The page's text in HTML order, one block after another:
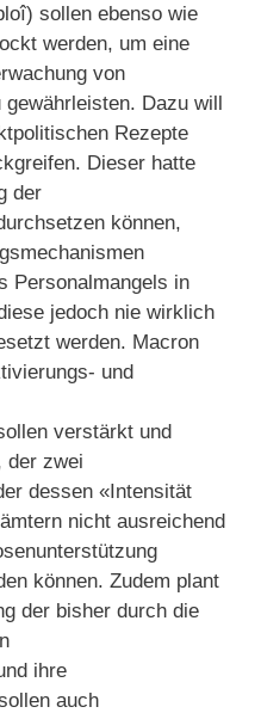
sollen ebenso wie
werden, um eine
von
Dazu will
Rezepte
Dieser hatte
der
können,
Personalmangels in
jedoch nie wirklich
werden. Macron
und
verstärkt und
der zwei
dessen «Intensität
nicht ausreichend
können. Zudem plant
der bisher durch die
ihre
auch